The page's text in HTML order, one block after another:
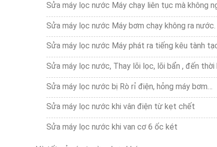
Sửa máy lọc nước Máy chạy liên tục mà không
Sửa máy lọc nước Máy bơm chạy không ra nước.
Sửa máy lọc nước Máy phát ra tiếng kêu tành
Sửa máy lọc nước, Thay lõi lọc, lõi bẩn , đến thời
Sửa máy lọc nước bị Rò rỉ điện, hỏng máy bơm…
Sửa máy lọc nước khi vân điện từ kẹt chết
Sửa máy lọc nước khi van cơ 6 ốc két